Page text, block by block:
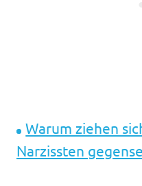
Warum ziehen
Narzissten